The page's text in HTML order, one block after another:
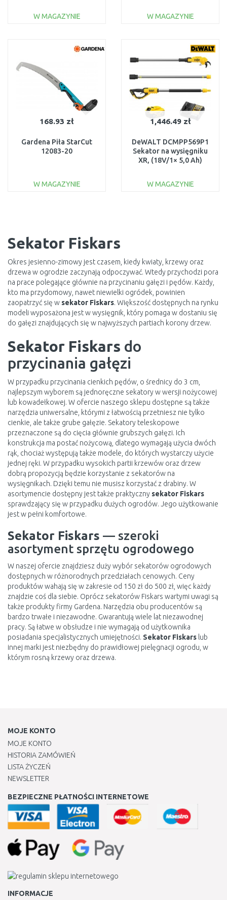
W MAGAZYNIE
Do porównania
W MAGAZYNIE
Do porównania
168.93 zł
Gardena Piła StarCut
12083-20
W MAGAZYNIE
1,446.49 zł
DeWALT DCMPP569P1
Sekator na wysięgniku
XR, (18V/1× 5,0 Ah)
W MAGAZYNIE
Sekator Fiskars
Okres jesienno-zimowy jest czasem, kiedy kwiaty, krzewy oraz
drzewa w ogrodzie zaczynają odpoczywać. Wtedy przychodzi pora
na prace polegające głównie na przycinaniu gałęzi i pędów. Każdy,
kto ma przydomowy, nawet niewielki ogródek, powinien
zaopatrzyć się w sekator Fiskars. Większość dostępnych na rynku
modeli wyposażona jest w wysięgnik, który pomaga w dostaniu się
do gałęzi znajdujących się w najwyższych partiach korony drzew.
Sekator Fiskars do
przycinania gałęzi
W przypadku przycinania cienkich pędów, o średnicy do 3 cm,
najlepszym wyborem są jednoręczne sekatory w wersji nożycowej
lub kowadełkowej. W ofercie naszego sklepu dostępne są także
narzędzia uniwersalne, którymi z łatwością przetniesz nie tylko
cienkie, ale także grube gałęzie. Sekatory teleskopowe
przeznaczone są do cięcia głównie grubszych gałęzi. Ich
konstrukcja ma postać nożycową, dlatego wymagają użycia dwóch
rąk, chociaż występują także modele, do których wystarczy użycie
jednej ręki. W przypadku wysokich partii krzewów oraz drzew
dobrą propozycją będzie korzystanie z sekatorów na
wysięgnikach. Dzięki temu nie musisz korzystać z drabiny. W
asortymencie dostępny jest także praktyczny sekator Fiskars
sprawdzający się w przypadku dużych ogrodów. Jego użytkowanie
jest w pełni komfortowe.
Sekator Fiskars — szeroki
asortyment sprzętu ogrodowego
W naszej ofercie znajdziesz duży wybór sekatorów ogrodowych
dostępnych w różnorodnych przedziałach cenowych. Ceny
produktów wahają się w zakresie od 150 zł do 500 zł, więc każdy
znajdzie coś dla siebie. Oprócz sekatorów Fiskars wartymi uwagi są
także produkty firmy Gardena. Narzędzia obu producentów są
bardzo trwałe i niezawodne. Gwarantują wiele lat niezawodnej
pracy. Są łatwe w obsłudze i nie wymagają od użytkownika
posiadania specjalistycznych umiejętności. Sekator Fiskars lub
innej marki jest niezbędny do prawidłowej pielęgnacji ogrodu, w
którym rosną krzewy oraz drzewa.
MOJE KONTO
MOJE KONTO
HISTORIA ZAMÓWIEŃ
LISTA ŻYCZEŃ
NEWSLETTER
BEZPIECZNE PŁATNOŚCI INTERNETOWE
INFORMACJE